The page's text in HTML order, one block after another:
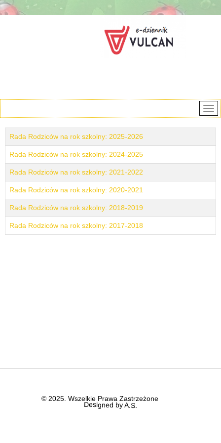
Rada Rodziców na rok szkolny: 2025-2026
Rada Rodziców na rok szkolny: 2024-2025
Rada Rodziców na rok szkolny: 2021-2022
Rada Rodziców na rok szkolny: 2020-2021
Rada Rodziców na rok szkolny: 2018-2019
Rada Rodziców na rok szkolny: 2017-2018
© 2025. Wszelkie Prawa Zastrzeżone
Designed by A.S.